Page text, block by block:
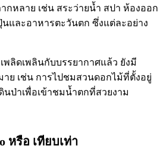
กหลาย เช่น สระว่ายน้ำ สปา ห้องออก
และอาหารตะวันตก ซึ่งแต่ละอย่าง
ลิดเพลินกับบรรยากาศแล้ว ยังมี
ย เช่น การไปชมสวนดอกไม้ที่ตั้งอยู่
นป่าเพื่อเข้าชมน้ำตกที่สวยงาม
หรือ เทียบเท่า